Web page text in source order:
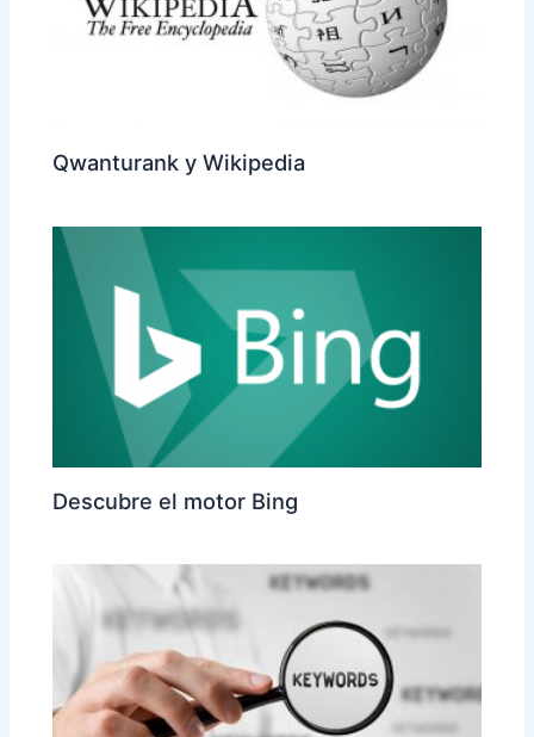
Qwanturank y Wikipedia
Descubre el motor Bing